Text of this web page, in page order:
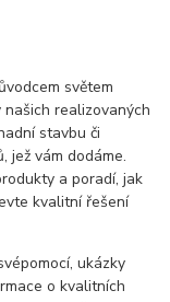
olištování
světem
realizovaných
stavbu či
jež vám dodáme.
a poradí, jak
kvalitní řešení
ukázky
o kvalitních